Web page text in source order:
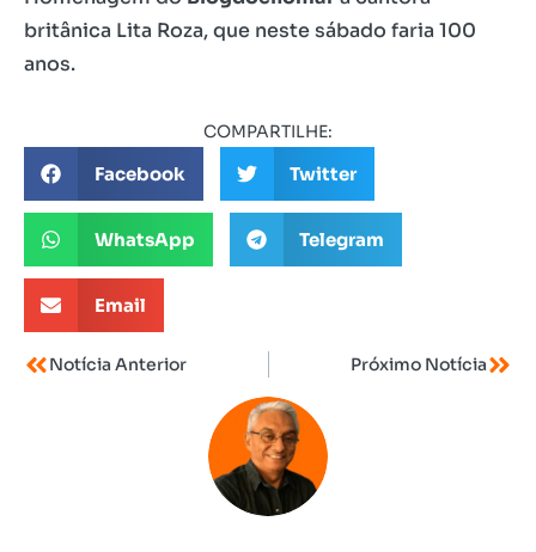
britânica Lita Roza, que neste sábado faria 100
anos.
COMPARTILHE:
Facebook Twitter
WhatsApp Telegram
Email
Notícia Anterior Próximo Notícia